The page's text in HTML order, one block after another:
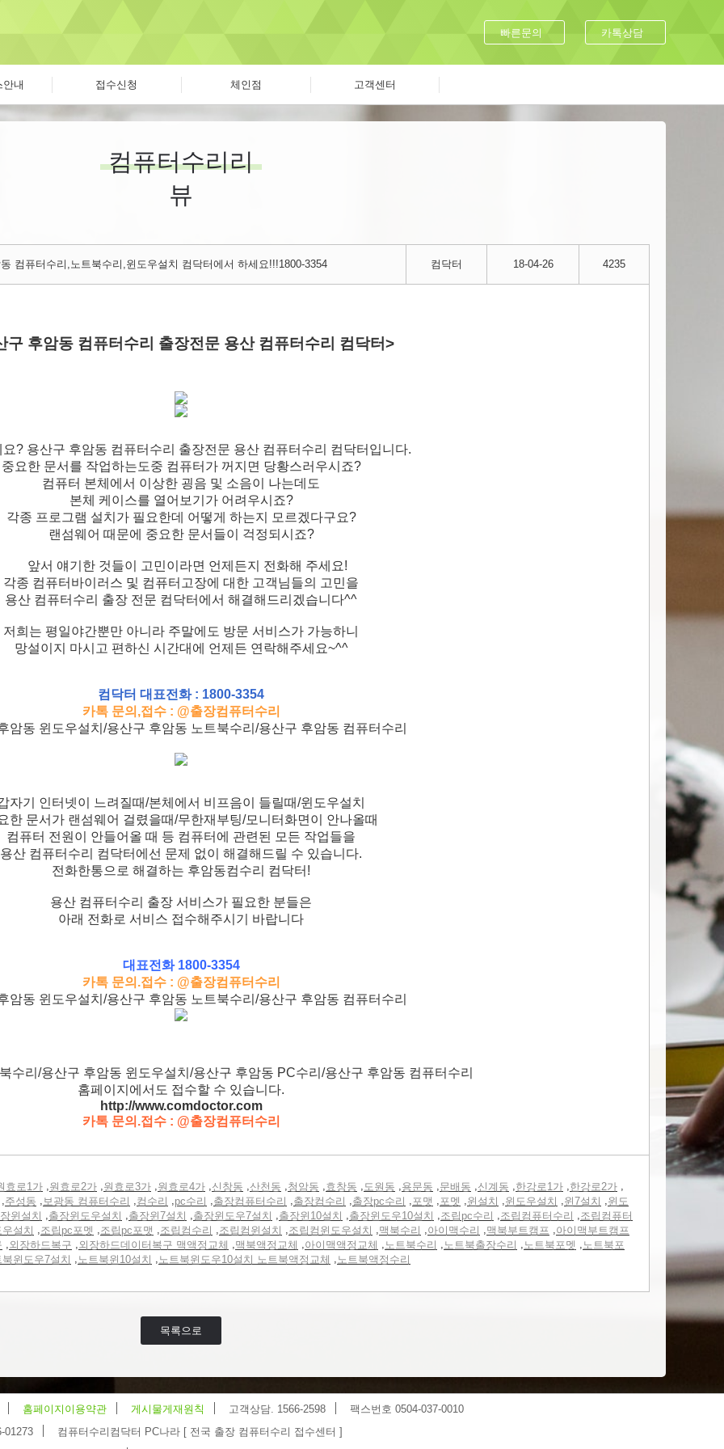
빠른문의 카톡상담
내 접수신청 체인점 고객센터
컴퓨터수리리
뷰
컴퓨터수리,노트북수리,윈도우설치 컴닥터에서 하세요!!!1800-3354 컴닥터 18-04-26 4235
구 후암동 컴퓨터수리 출장전문 용산 컴퓨터수리 컴닥터>
? 용산구 후암동 컴퓨터수리 출장전문 용산 컴퓨터수리 컴닥터입니다.
중요한 문서를 작업하는도중 컴퓨터가 꺼지면 당황스러우시죠?
컴퓨터 본체에서 이상한 굉음 및 소음이 나는데도
본체 케이스를 열어보기가 어려우시죠?
각종 프로그램 설치가 필요한데 어떻게 하는지 모르겠다구요?
랜섬웨어 때문에 중요한 문서들이 걱정되시죠?
앞서 얘기한 것들이 고민이라면 언제든지 전화해 주세요!
각종 컴퓨터바이러스 및 컴퓨터고장에 대한 고객님들의 고민을
용산 컴퓨터수리 출장 전문 컴닥터에서 해결해드리겠습니다^^
저희는 평일야간뿐만 아니라 주말에도 방문 서비스가 가능하니
망설이지 마시고 편하신 시간대에 언제든 연락해주세요~^^
컴닥터 대표전화 : 1800-3354
카톡 문의,접수 : @출장컴퓨터수리
암동 윈도우설치/용산구 후암동 노트북수리/용산구 후암동 컴퓨터수리
자기 인터넷이 느려질때/본체에서 비프음이 들릴때/윈도우설치
한 문서가 랜섬웨어 걸렸을때/무한재부팅/모니터화면이 안나올때
컴퓨터 전원이 안들어올 때 등 컴퓨터에 관련된 모든 작업들을
용산 컴퓨터수리 컴닥터에선 문제 없이 해결해드릴 수 있습니다.
전화한통으로 해결하는 후암동컴수리 컴닥터!
용산 컴퓨터수리 출장 서비스가 필요한 분들은
아래 전화로 서비스 접수해주시기 바랍니다
대표전화 1800-3354
카톡 문의.접수 : @출장컴퓨터수리
암동 윈도우설치/용산구 후암동 노트북수리/용산구 후암동 컴퓨터수리
수리/용산구 후암동 윈도우설치/용산구 후암동 PC수리/용산구 후암동 컴퓨터수리
홈페이지에서도 접수할 수 있습니다.
http://www.comdoctor.com
카톡 문의.접수 : @출장컴퓨터수리
효로1가 ,원효로2가 ,원효로3가 ,원효로4가 ,신창동 ,산천동 ,청암동 ,효창동 ,도원동 ,용문동 ,문배동 ,신계동 ,한강로1가 ,한강로2가 ,
주성동 ,보광동 컴퓨터수리 ,컴수리 ,pc수리 ,출장컴퓨터수리 ,출장컴수리 ,출장pc수리 ,포맷 ,포멧 ,윈설치 ,윈도우설치 ,윈7설치 ,윈도
윈설치 ,출장윈도우설치 ,출장윈7설치 ,출장윈도우7설치 ,출장윈10설치 ,출장윈도우10설치 ,조립pc수리 ,조립컴퓨터수리 ,조립컴퓨터
설치 ,조립pc포멧 ,조립pc포맷 ,조립컴수리 ,조립컴윈설치 ,조립컴윈도우설치 ,맥북수리 ,아이맥수리 ,맥북부트캠프 ,아이맥부트캠프
,외장하드복구 ,외장하드데이터복구 맥액정교체 ,맥북액정교체 ,아이맥액정교체 ,노트북수리 ,노트북출장수리 ,노트북포멧 ,노트북포
윈도우7설치 ,노트북윈10설치 ,노트북윈도우10설치 노트북액정교체 ,노트북액정수리
목록으로
홈페이지이용약관 게시물게재원칙 고객상담. 1566-2598
팩스번호 0504-037-0010
01273
컴퓨터수리컴닥터 PC나라 [ 전국 출장 컴퓨터수리 접수센터 ]